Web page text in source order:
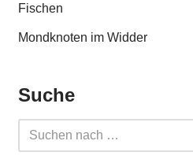
Fischen
Mondknoten im Widder
Suche